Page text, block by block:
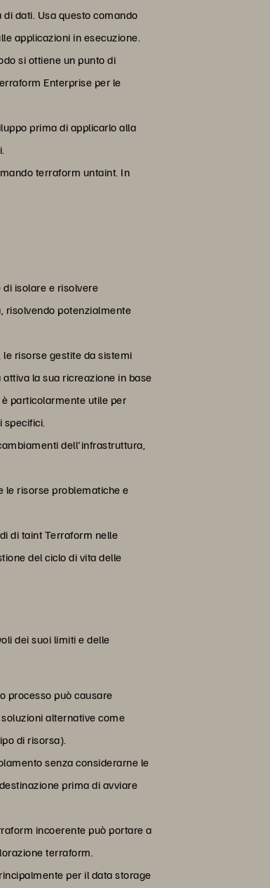
dati. Usa questo comando
applicazioni in esecuzione.
si ottiene un punto di
Enterprise per le
prima di applicarlo alla
terraform untaint. In
isolare e risolvere
risolvendo potenzialmente
risorse gestite da sistemi
la sua ricreazione in base
particolarmente utile per
specifici.
dell'infrastruttura,
le risorse problematiche e
di taint Terraform nelle
del ciclo di vita delle
dei suoi limiti e delle
processo può causare
alternative come
di risorsa).
senza considerarne le
prima di avviare
incoerente può portare a
terraform.
per il data storage